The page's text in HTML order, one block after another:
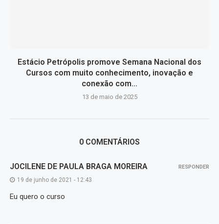
Estácio Petrópolis promove Semana Nacional dos
Cursos com muito conhecimento, inovação e
conexão com...
13 de maio de 2025
0 COMENTÁRIOS
JOCILENE DE PAULA BRAGA MOREIRA
19 de junho de 2021 - 12:43
Eu quero o curso
RESPONDER